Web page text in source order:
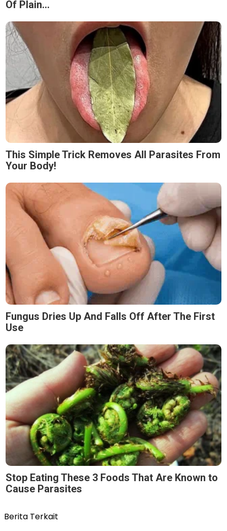
Of Plain...
This Simple Trick Removes All Parasites From
Your Body!
Fungus Dries Up And Falls Off After The First
Use
Stop Eating These 3 Foods That Are Known to
Cause Parasites
Berita Terkait